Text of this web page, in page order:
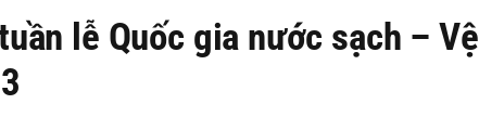
lễ Quốc gia nước sạch – Vệ